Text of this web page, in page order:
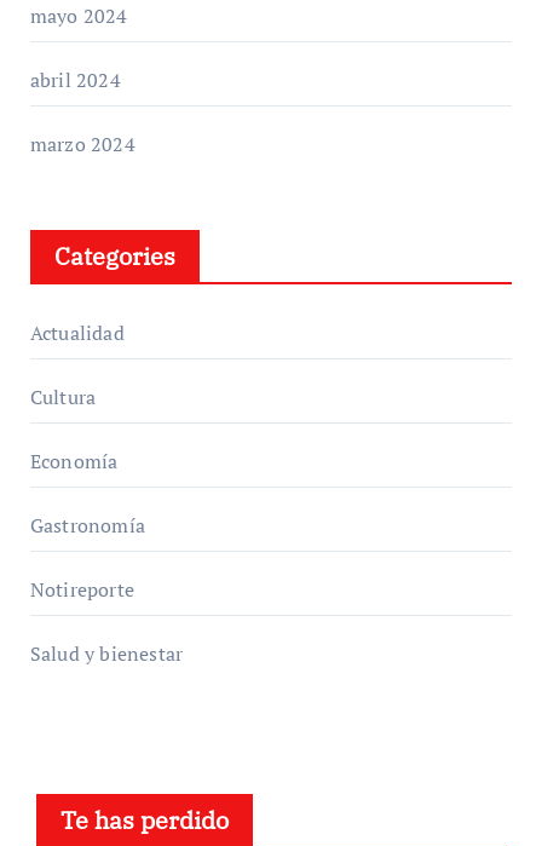
mayo 2024
abril 2024
marzo 2024
Categories
Actualidad
Cultura
Economía
Gastronomía
Notireporte
Salud y bienestar
Te has perdido